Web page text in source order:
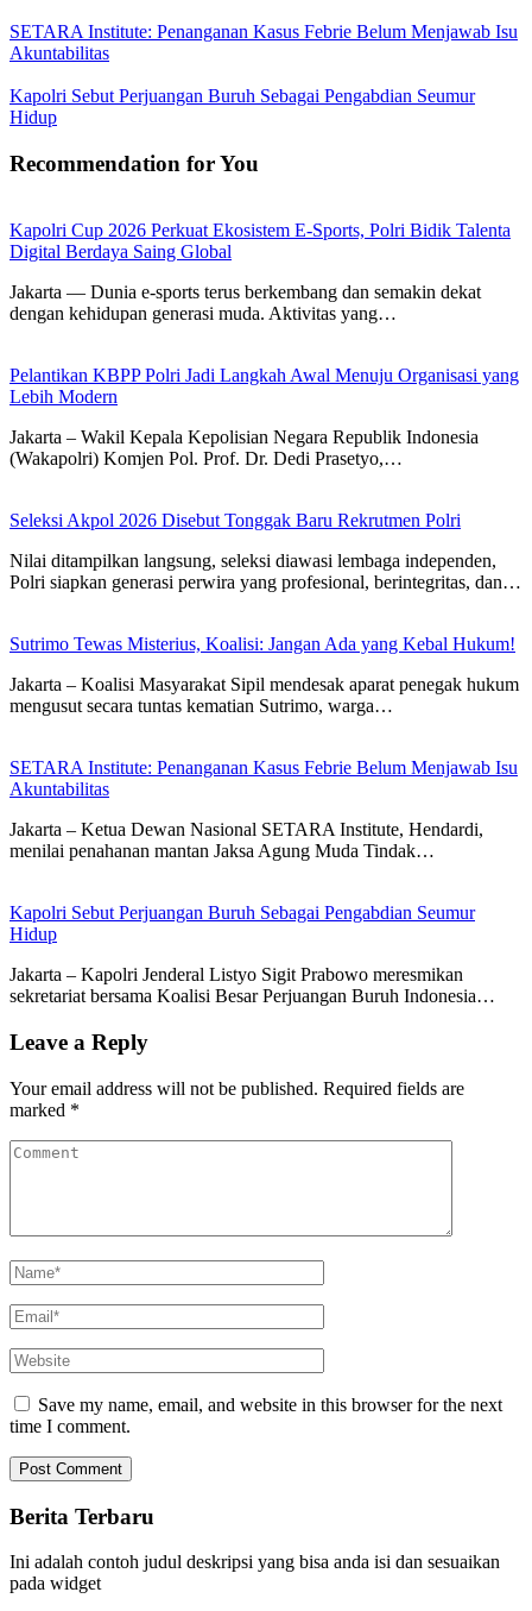
SETARA Institute: Penanganan Kasus Febrie Belum Menjawab Isu
Akuntabilitas
Kapolri Sebut Perjuangan Buruh Sebagai Pengabdian Seumur
Hidup
Recommendation for You
Kapolri Cup 2026 Perkuat Ekosistem E-Sports, Polri Bidik Talenta
Digital Berdaya Saing Global
Jakarta — Dunia e-sports terus berkembang dan semakin dekat
dengan kehidupan generasi muda. Aktivitas yang…
Pelantikan KBPP Polri Jadi Langkah Awal Menuju Organisasi yang
Lebih Modern
Jakarta – Wakil Kepala Kepolisian Negara Republik Indonesia
(Wakapolri) Komjen Pol. Prof. Dr. Dedi Prasetyo,…
Seleksi Akpol 2026 Disebut Tonggak Baru Rekrutmen Polri
Nilai ditampilkan langsung, seleksi diawasi lembaga independen,
Polri siapkan generasi perwira yang profesional, berintegritas, dan…
Sutrimo Tewas Misterius, Koalisi: Jangan Ada yang Kebal Hukum!
Jakarta – Koalisi Masyarakat Sipil mendesak aparat penegak hukum
mengusut secara tuntas kematian Sutrimo, warga…
SETARA Institute: Penanganan Kasus Febrie Belum Menjawab Isu
Akuntabilitas
Jakarta – Ketua Dewan Nasional SETARA Institute, Hendardi,
menilai penahanan mantan Jaksa Agung Muda Tindak…
Kapolri Sebut Perjuangan Buruh Sebagai Pengabdian Seumur
Hidup
Jakarta – Kapolri Jenderal Listyo Sigit Prabowo meresmikan
sekretariat bersama Koalisi Besar Perjuangan Buruh Indonesia…
Leave a Reply
Your email address will not be published. Required fields are
marked *
Save my name, email, and website in this browser for the next
time I comment.
Berita Terbaru
Ini adalah contoh judul deskripsi yang bisa anda isi dan sesuaikan
pada widget